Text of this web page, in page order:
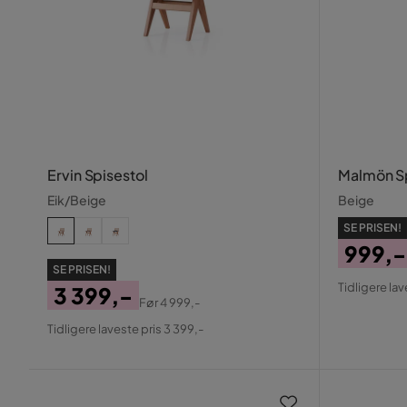
Ervin Spisestol
Eik/Beige
SE PRISEN!
Pris
3 399,-
Original
Før4 999,-
Tidligere laveste pris 3 399,-
Malmön
Beige
SE PRISEN!
Pris
999,-
Tidligere